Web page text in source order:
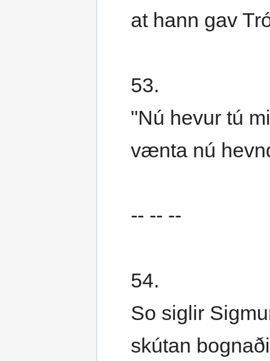
at hann gav
53.
"Nú hevur tú
vænta nú
-- -- --
54.
So siglir
skútan